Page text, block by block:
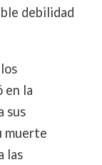
debilidad
en la
sus
muerte
las